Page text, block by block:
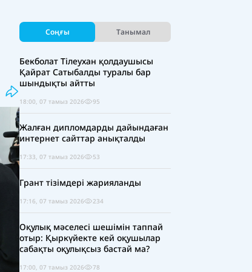
Соңғы Танымал
Бекболат Тілеухан қолдаушысы
Қайрат Сатыбалды туралы бар
шындықты айтты
18:00, 07 тамыз 2026 95
Жалған дипломдарды дайындаған
интернет сайттар анықталды
17:33, 07 тамыз 2026 53
Грант тізімдері жарияланды
17:16, 07 тамыз 2026 234
Оқулық мәселесі шешімін таппай
отыр: Қыркүйекте кей оқушылар
сабақты оқулықсыз бастай ма?
17:00, 07 тамыз 2026 78